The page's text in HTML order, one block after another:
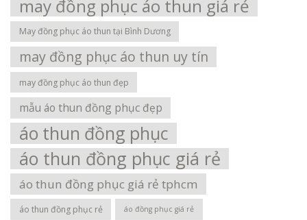
may đồng phục áo thun giá rẻ
May đồng phục áo thun tại Bình Dương
may đồng phục áo thun uy tín
may đồng phục áo thun đẹp
mẫu áo thun đồng phục đẹp
áo thun đồng phục
áo thun đồng phục giá rẻ
áo thun đồng phục giá rẻ tphcm
áo thun đồng phục rẻ áo đồng phục giá rẻ